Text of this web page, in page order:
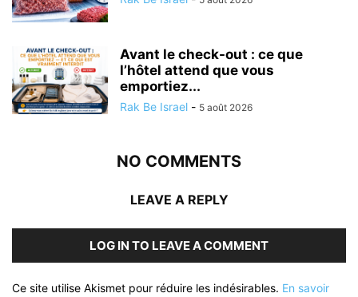
Avant le check-out : ce que
l’hôtel attend que vous
emportiez...
Rak Be Israel - 5 août 2026
NO COMMENTS
LEAVE A REPLY
LOG IN TO LEAVE A COMMENT
Ce site utilise Akismet pour réduire les indésirables. En savoir